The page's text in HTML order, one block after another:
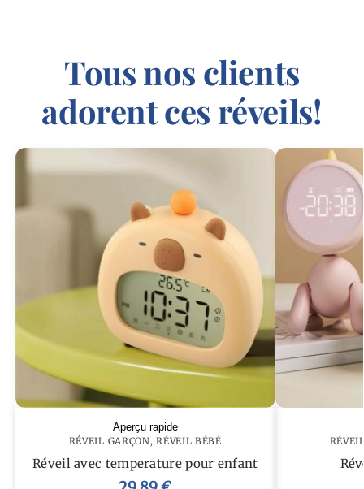
Tous nos clients
adorent ces réveils!
Aperçu rapide
RÉVEIL GARÇON,RÉVEIL BÉBÉ
Réveil avec temperature pour enfant